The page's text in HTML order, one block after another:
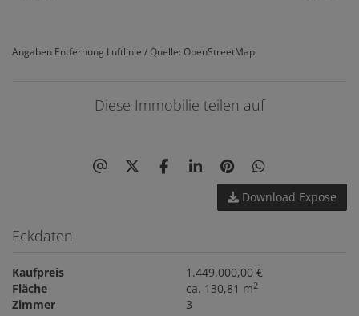
Angaben Entfernung Luftlinie / Quelle: OpenStreetMap
Diese Immobilie teilen auf
Download Expose
Eckdaten
Kaufpreis
1.449.000,00 €
Fläche
ca. 130,81 m2
Zimmer 3